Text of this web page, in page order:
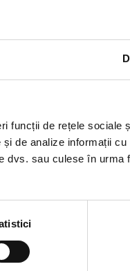
funcții de rețele sociale
de analize informații
dvs. sau culese în urma
/